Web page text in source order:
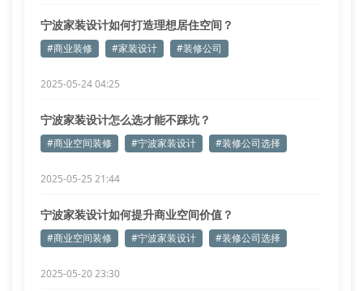
宁波家装设计如何打造理想居住空间？
#商业装修 #家装设计 #装修公司
2025-05-24 04:25
宁波家装设计怎么选才能不踩坑？
#商业空间装修 #宁波家装设计 #装修公司选择
2025-05-25 21:44
宁波家装设计如何提升商业空间价值？
#商业空间装修 #宁波家装设计 #装修公司选择
2025-05-20 23:30